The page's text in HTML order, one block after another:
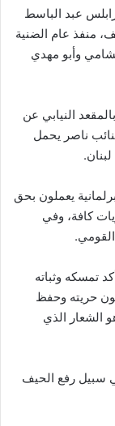
عبد الباسط
منفذ عام الضنية
وأبو مهدي
النيابي عن
ناصر يحمل
يعملون بحق
كافة، وفي
تمسكه وثباته
حريته وحفظ
الشعار الذي
سبيل رفع الحيف